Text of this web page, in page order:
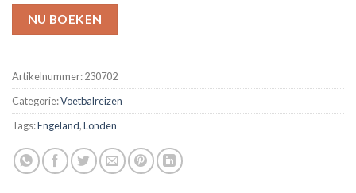
NU BOEKEN
Artikelnummer:230702
Categorie:Voetbalreizen
Tags:Engeland,Londen